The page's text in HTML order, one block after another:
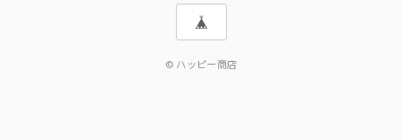
© ハッピー商店